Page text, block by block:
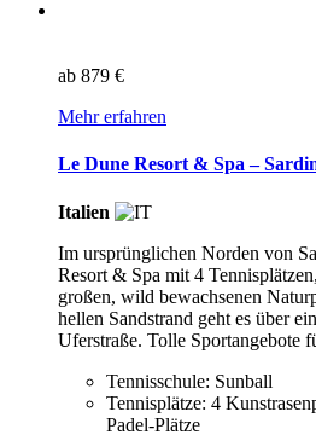
ab 879 €
Mehr erfahren
Le Dune Resort & Spa –
Italien
Im ursprünglichen Norden von
Resort & Spa mit 4
großen, wild bewachsenen
hellen Sandstrand geht es über
Uferstraße. Tolle Sportangebote
Tennisschule: Sunball
Tennisplätze: 4
Padel-Plätze